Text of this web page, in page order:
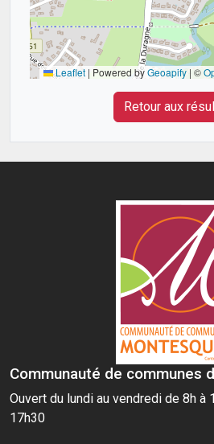
Leaflet | Powered byGeoapify | ©
Retour aux
Communauté de communes
Ouvert du lundi au vendredi de 8h à
17h30